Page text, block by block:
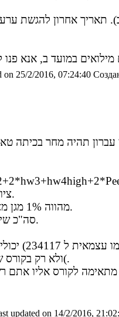
on 25/2/2016, 07:24:40
ציון זה מהווה 9% תקף מציון הקורס.
בנוסף, הציון hw4low מהווה 1% מגן מציון הקורס.
סה"כ שיעורי הבית הם 10% מציון הקורס.
(ולא רק בקורס של 234114 כמו בשאר הסמסטר(.
updated on 14/2/2016,